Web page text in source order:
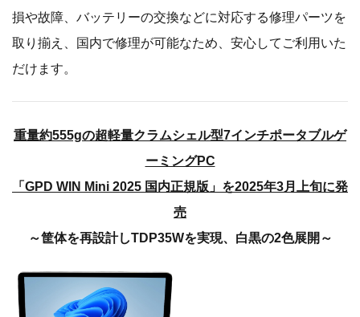
損や故障、バッテリーの交換などに対応する修理パーツを
取り揃え、国内で修理が可能なため、安心してご利用いた
だけます。
重量約555gの超軽量クラムシェル型7インチポータブルゲ
ーミングPC
「GPD WIN Mini 2025 国内正規版」を2025年3月上旬に発
売
～筐体を再設計しTDP35Wを実現、白黒の2色展開～